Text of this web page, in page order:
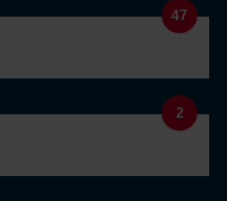
47
2